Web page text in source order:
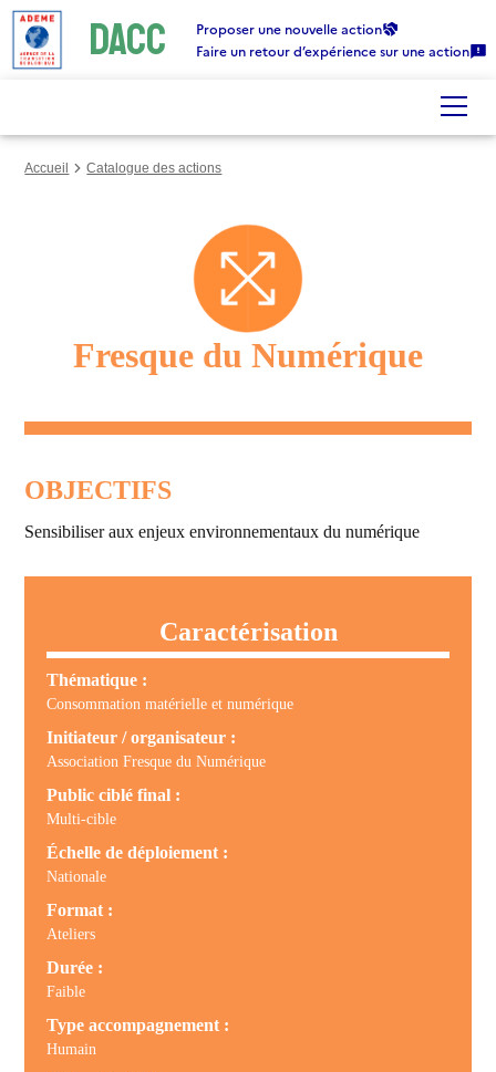
DACC
Proposer une nouvelle action
Faire un retour d’expérience sur une action
Accueil Catalogue des actions
Fresque du Numérique
OBJECTIFS
Sensibiliser aux enjeux environnementaux du numérique
Caractérisation
Thématique :
Consommation matérielle et numérique
Initiateur / organisateur :
Association Fresque du Numérique
Public ciblé final :
Multi-cible
Échelle de déploiement :
Nationale
Format :
Ateliers
Durée :
Faible
Type accompagnement :
Humain
Gestion des cookies